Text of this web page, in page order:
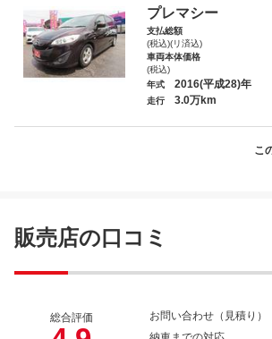
タウンエーストラック
プレマシー
支払総額
(税込)(リ済込)
車両本体価格
(税込)
年式 2016(平成28)年
走行 3.0万km
こ
販売店の口コミ
総合評価 お問い合わせ（見積り）